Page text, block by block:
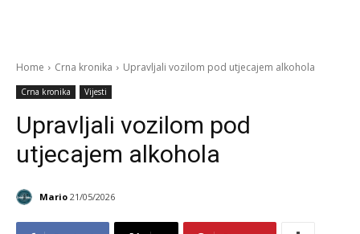
Home Crna kronika Upravljali vozilom pod utjecajem alkohola
Crna kronika Vijesti
Upravljali vozilom pod
utjecajem alkohola
Mario 21/05/2026